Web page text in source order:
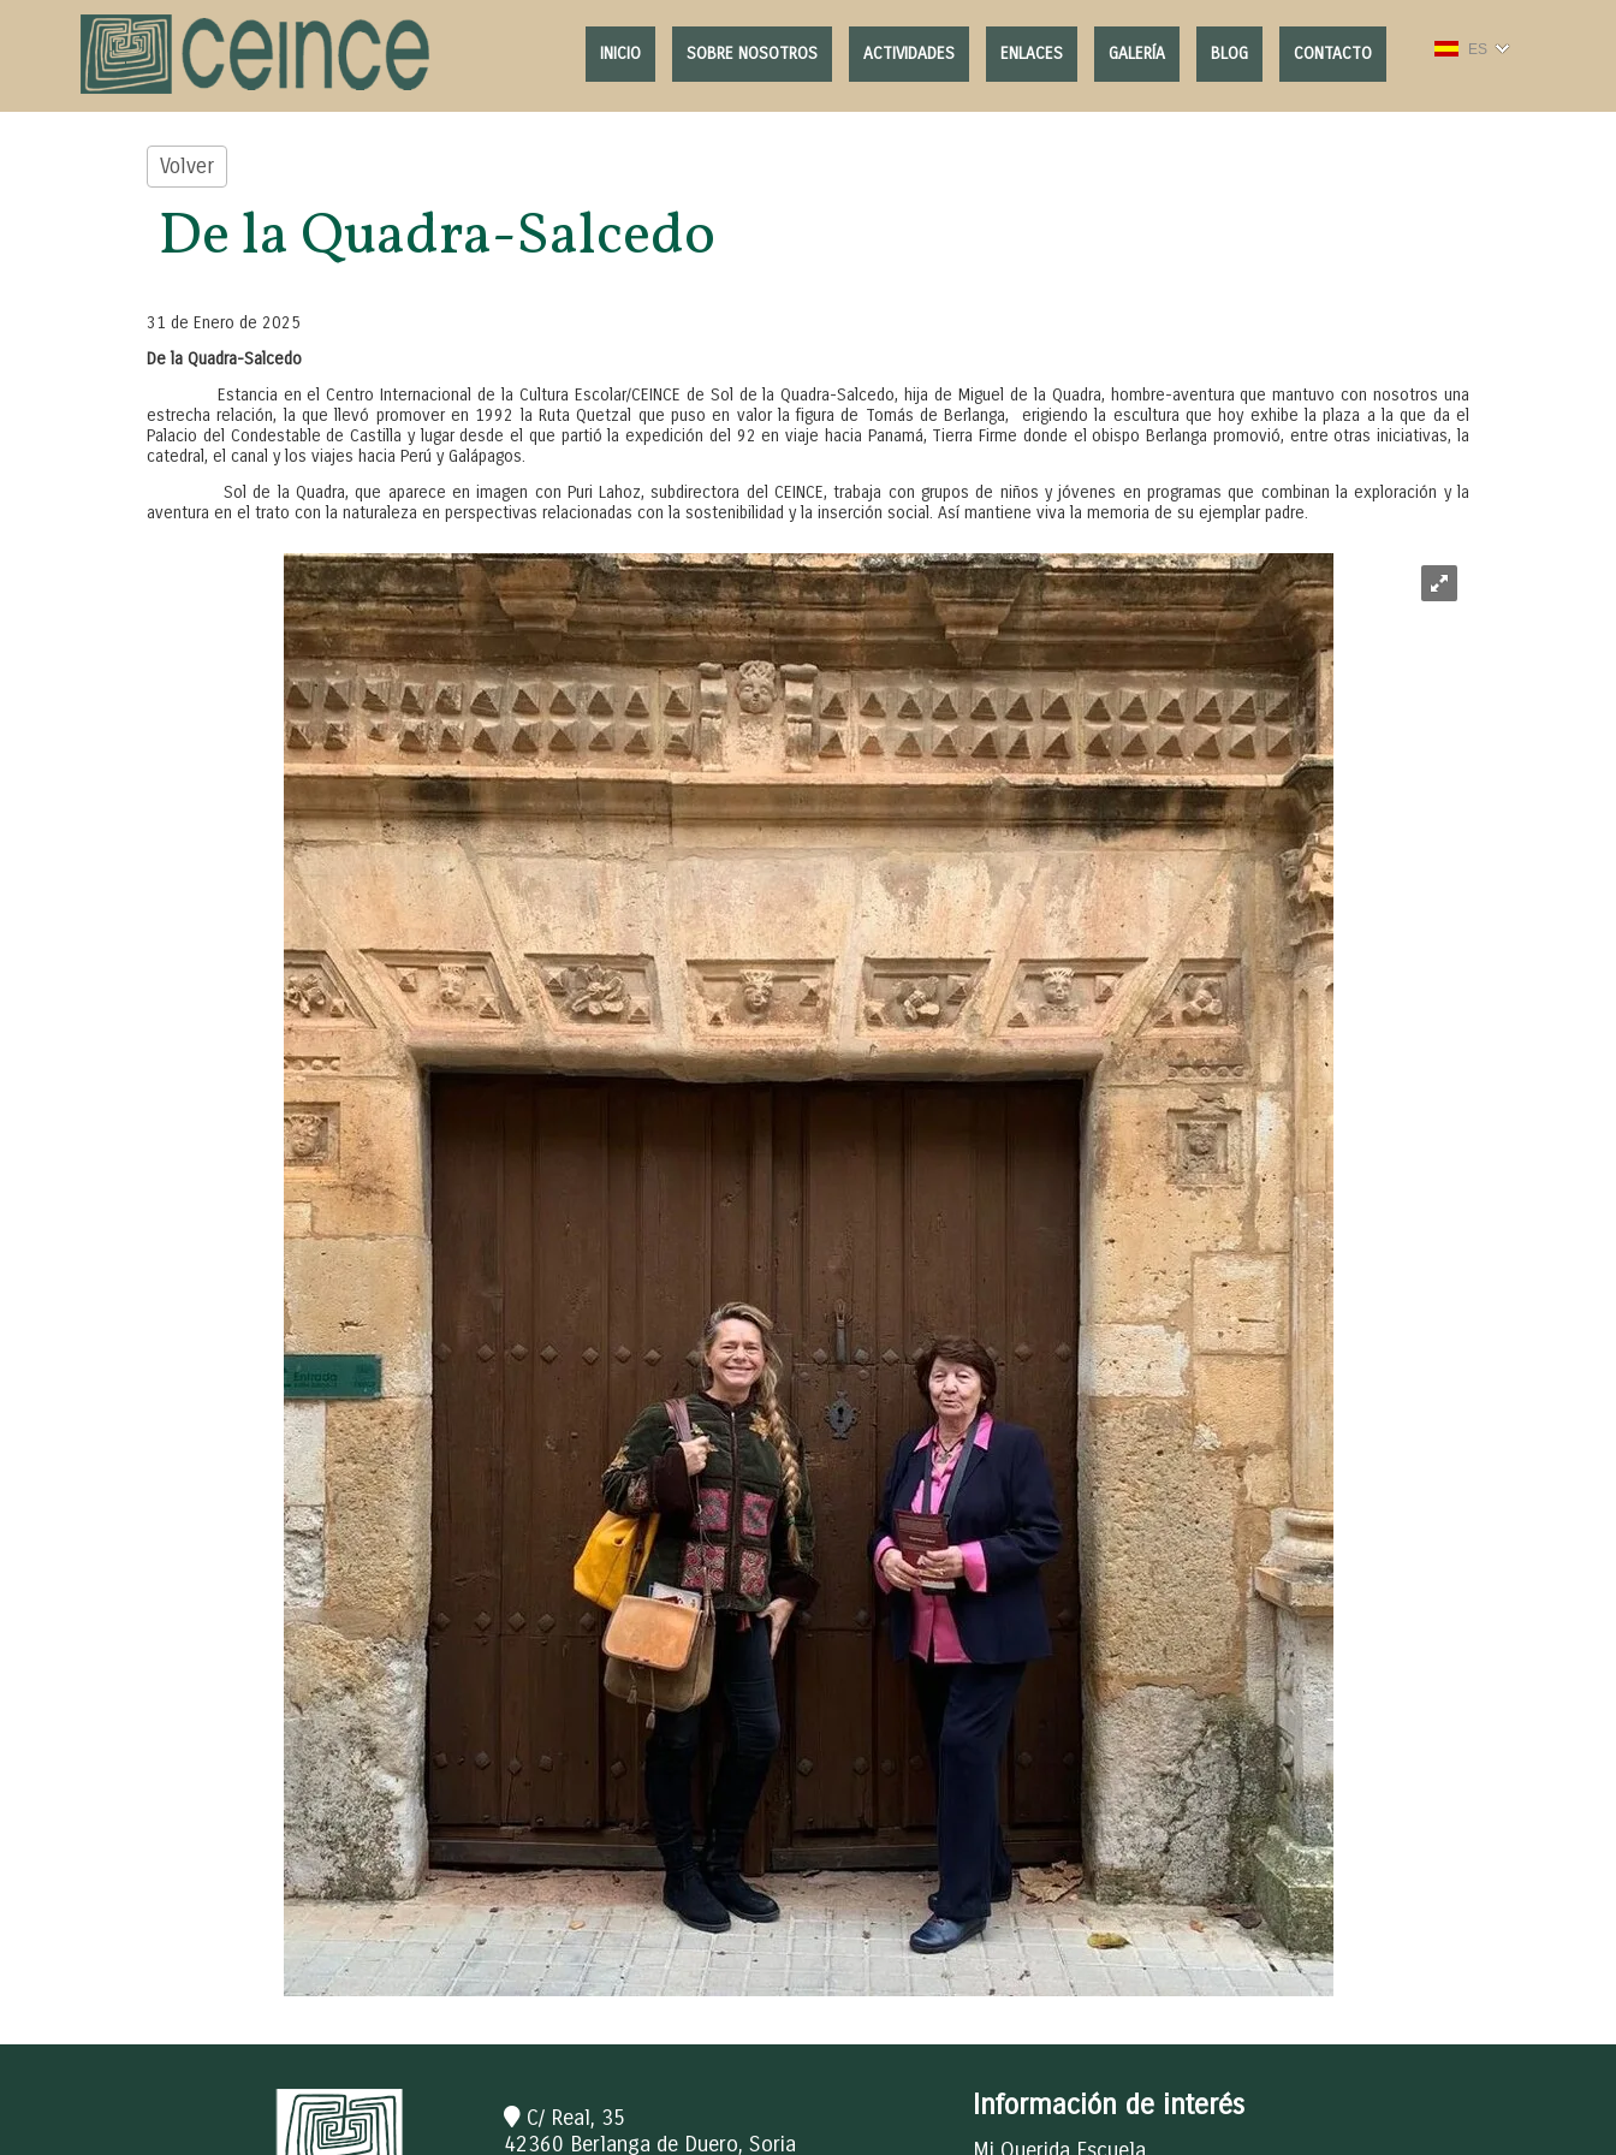
ES
INICIO SOBRE NOSOTROS ACTIVIDADES ENLACES GALERÍA BLOG CONTACTO
Volver
De la Quadra-Salcedo
31 de Enero de 2025
De la Quadra-Salcedo
Estancia en el Centro Internacional de la Cultura Escolar/CEINCE de Sol de la Quadra-Salcedo, hija de Miguel de la Quadra, hombre-aventura que mantuvo con nosotros una
estrecha relación, la que llevó promover en 1992 la Ruta Quetzal que puso en valor la figura de Tomás de Berlanga, erigiendo la escultura que hoy exhibe la plaza a la que da el
Palacio del Condestable de Castilla y lugar desde el que partió la expedición del 92 en viaje hacia Panamá, Tierra Firme donde el obispo Berlanga promovió, entre otras iniciativas, la
catedral, el canal y los viajes hacia Perú y Galápagos.
Sol de la Quadra, que aparece en imagen con Puri Lahoz, subdirectora del CEINCE, trabaja con grupos de niños y jóvenes en programas que combinan la exploración y la
aventura en el trato con la naturaleza en perspectivas relacionadas con la sostenibilidad y la inserción social. Así mantiene viva la memoria de su ejemplar padre.
C/ Real, 35
42360 Berlanga de Duero, Soria
Información de interés